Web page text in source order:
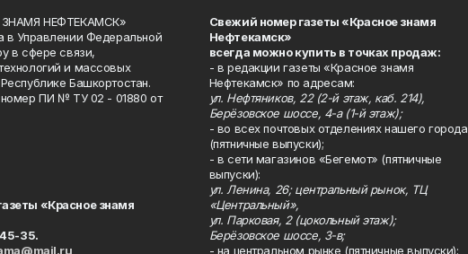
ЗНАМЯ НЕФТЕКАМСК»
в Управлении Федеральной
в сфере связи,
и массовых
Башкортостан.
номер ПИ № ТУ 02 - 01880 от
«Красное знамя
35.
Свежий номер газеты «Красное знамя
Нефтекамск»
всегда можно купить в точках продаж:
- в редакции газеты «Красное знамя
Нефтекамск» по адресам:
ул. Нефтяников, 22 (2-й этаж, каб. 214),
Берёзовское шоссе, 4-а (1-й этаж);
- во всех почтовых отделениях нашего города
(пятничные выпуски);
- в сети магазинов «Бегемот» (пятничные
выпуски):
ул. Ленина, 26; центральный рынок, ТЦ
«Центральный»,
ул. Парковая, 2 (цокольный этаж);
Берёзовское шоссе, 3-в;
- на центральном рынке (пятничные выпуски);